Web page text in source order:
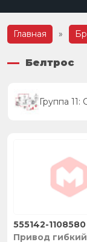
Главная »
Белтрос
Группа 11:
Привод гибкий
555142-1108580